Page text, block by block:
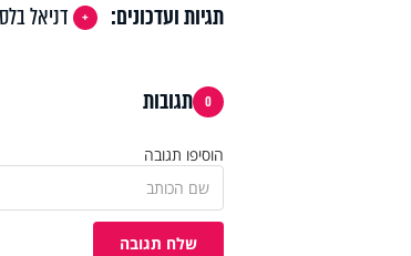
תגיות ועדכונים: דניאל בלס
0 תגובות
הוסיפו תגובה
שלח תגובה